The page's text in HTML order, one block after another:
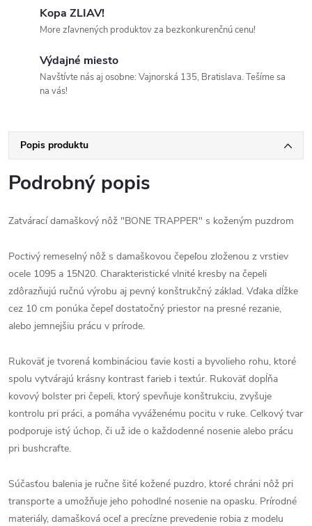
Kopa ZLIAV!
More zľavnených produktov za bezkonkurenčnú cenu!
Výdajné miesto
Navštívte nás aj osobne: Vajnorská 135, Bratislava. Tešíme sa
na vás!
Popis produktu
Podrobný popis
Zatvárací damaškový nôž "BONE TRAPPER" s koženým puzdrom
Poctivý remeselný nôž s damaškovou čepeľou zloženou z vrstiev
ocele 1095 a 15N20. Charakteristické vlnité kresby na čepeli
zdôrazňujú ručnú výrobu aj pevný konštrukčný základ. Vďaka dĺžke
cez 10 cm ponúka čepeľ dostatočný priestor na presné rezanie,
alebo jemnejšiu prácu v prírode.
Rukoväť je tvorená kombináciou ťavie kosti a byvolieho rohu, ktoré
spolu vytvárajú krásny kontrast farieb i textúr. Rukoväť dopĺňa
kovový bolster pri čepeli, ktorý spevňuje konštrukciu, zvyšuje
kontrolu pri práci, a pomáha vyváženému pocitu v ruke. Celkový tvar
podporuje istý úchop, či už ide o každodenné nosenie alebo prácu
pri bushcrafte.
Súčasťou balenia je ručne šité kožené puzdro, ktoré chráni nôž pri
transporte a umožňuje jeho pohodlné nosenie na opasku. Prírodné
materiály, damašková oceľ a precízne prevedenie robia z modelu